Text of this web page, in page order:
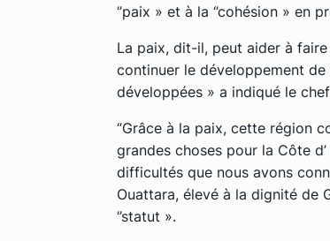
‘’paix » et à la ‘’cohésion » en
La paix, dit-il, peut aider à faire
continuer le développement
développées » a indiqué le
‘’Grâce à la paix, cette région
grandes choses pour la Côte
difficultés que nous avons
Ouattara, élevé à la dignité de
‘’statut ».